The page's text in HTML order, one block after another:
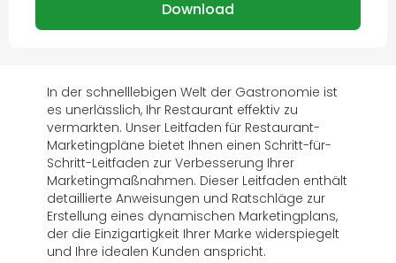
In der schnelllebigen Welt der Gastronomie ist
es unerlässlich, Ihr Restaurant effektiv zu
vermarkten. Unser Leitfaden für Restaurant-
Marketingpläne bietet Ihnen einen Schritt-für-
Schritt-Leitfaden zur Verbesserung Ihrer
Marketingmaßnahmen. Dieser Leitfaden enthält
detaillierte Anweisungen und Ratschläge zur
Erstellung eines dynamischen Marketingplans,
der die Einzigartigkeit Ihrer Marke widerspiegelt
und Ihre idealen Kunden anspricht.